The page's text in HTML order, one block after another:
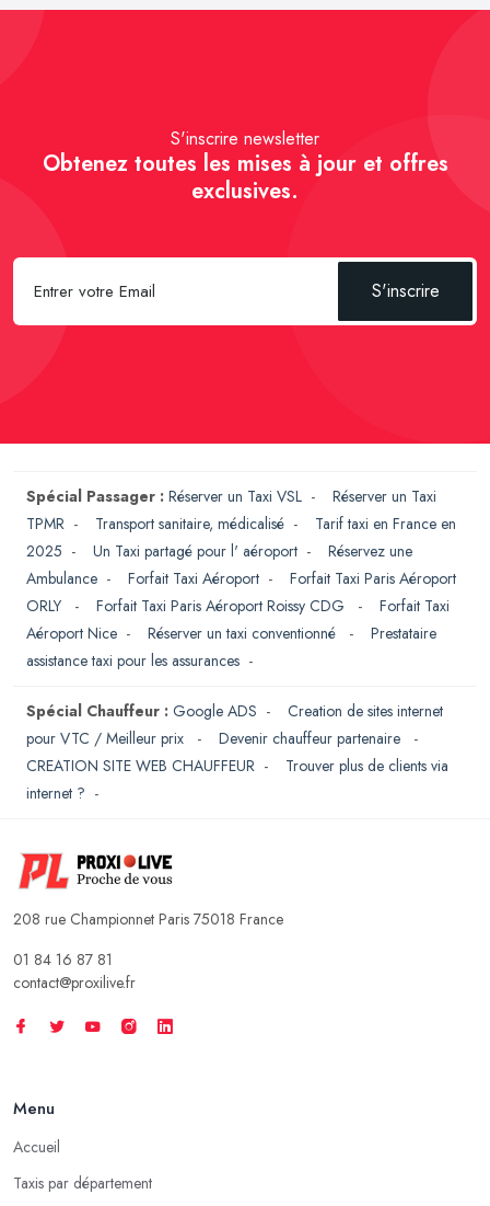
S'inscrire newsletter
Obtenez toutes les mises à jour et offres
exclusives.
S'inscrire
Spécial Passager : Réserver un Taxi VSL - Réserver un Taxi
TPMR - Transport sanitaire, médicalisé - Tarif taxi en France en
2025 - Un Taxi partagé pour l' aéroport - Réservez une
Ambulance - Forfait Taxi Aéroport - Forfait Taxi Paris Aéroport
ORLY
- Forfait Taxi Paris Aéroport Roissy CDG - Forfait Taxi
Aéroport Nice - Réserver un taxi conventionné - Prestataire
assistance taxi pour les assurances -
Spécial Chauffeur : Google ADS - Creation de sites internet
pour VTC / Meilleur prix
- Devenir chauffeur partenaire
-
CREATION SITE WEB CHAUFFEUR - Trouver plus de clients via
internet ? -
208 rue Championnet Paris 75018 France
01 84 16 87 81
contact@proxilive.fr
Menu
Accueil
Taxis par département